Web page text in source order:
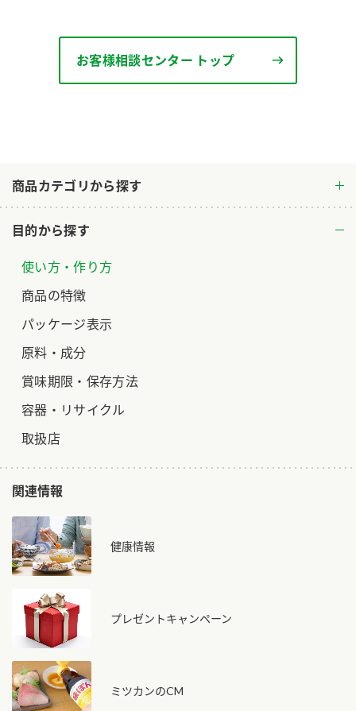
人気商品 ＋ おすすめレシピ
商品カテゴリから探す
目的から探す
使い方・作り方
商品の特徴
パッケージ表示
原料・成分
賞味期限・保存方法
容器・リサイクル
取扱店
関連情報
健康情報
プレゼントキャンペーン
ミツカンのCM
お客様相談センター トップ